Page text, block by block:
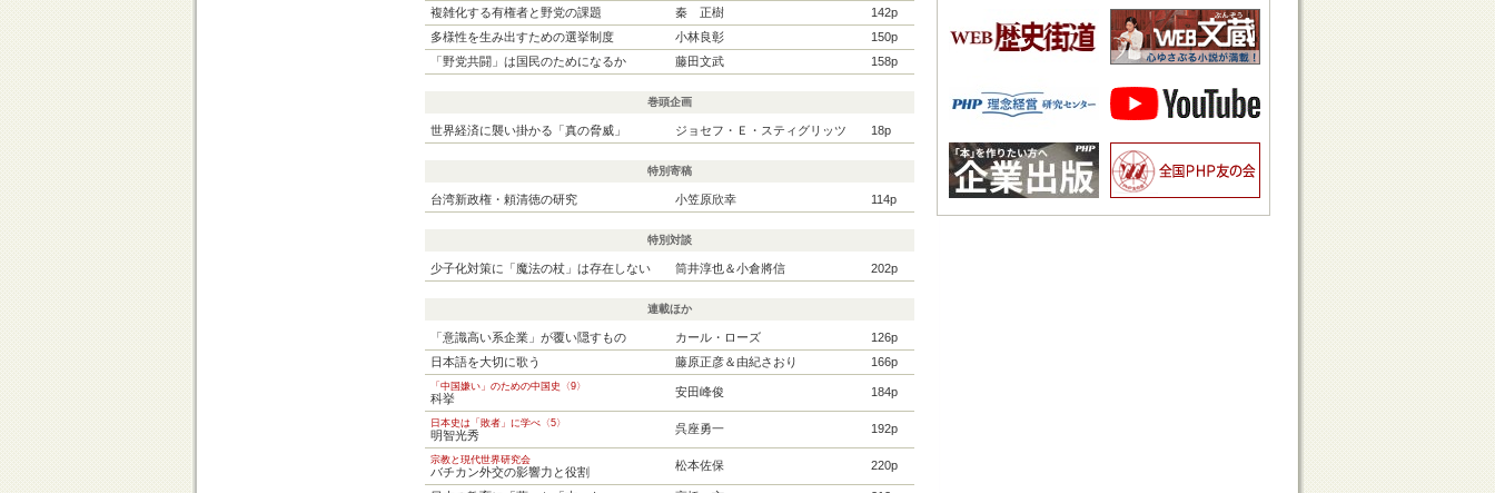
複雑化する有権者と野党の課題
秦 正樹
142p
多様性を生み出すための選挙制度
小林良彰
150p
「野党共闘」は国民のためになるか
藤田文武 158p
巻頭企画
世界経済に襲い掛かる「真の脅威」 ジョセフ・Ｅ・スティグリッツ 18p
特別寄稿
台湾新政権・頼清徳の研究 小笠原欣幸 114p
特別対談
少子化対策に「魔法の杖」は存在しない 筒井淳也＆小倉將信 202p
連載ほか
「意識高い系企業」が覆い隠すもの カール・ローズ
126p
日本語を大切に歌う
藤原正彦＆由紀さおり 166p
「中国嫌い」のための中国史〈9〉
科挙 安田峰俊 184p
日本史は「敗者」に学べ〈5〉
明智光秀 呉座勇一 192p
宗教と現代世界研究会
バチカン外交の影響力と役割 松本佐保 220p